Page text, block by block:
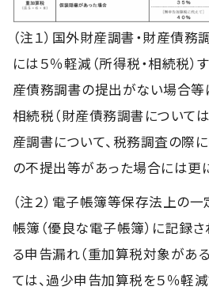
（注１）国外財産調書・財産債
には５％軽減（所得税・相続税）
産債務調書の提出がない場合等
相続税（財産債務調書については
産調書について、税務調査の際
の不提出等があった場合には更
（注２）電子帳簿等保存法上の
帳簿（優良な電子帳簿）に記録
る申告漏れ（重加算税対象がある
ては、過少申告加算税を５％軽減